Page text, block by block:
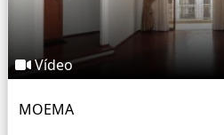
Vídeo
MOEMA